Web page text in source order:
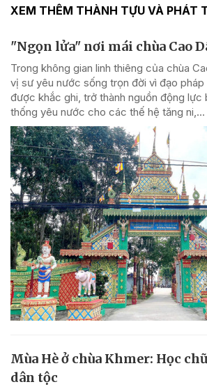
XEM THÊM THÀNH TỰU VÀ PHÁT
"Ngọn lửa" nơi mái chùa Cao
Trong không gian linh thiêng của chùa
vị sư yêu nước sống trọn đời vì đạo pháp
được khắc ghi, trở thành nguồn động lực
thống yêu nước cho các thế hệ tăng ni,...
Mùa Hè ở chùa Khmer: Học
dân tộc